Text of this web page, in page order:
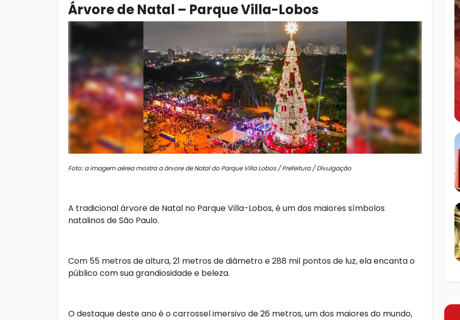
Árvore de Natal – Parque Villa-Lobos
Foto: a imagem aérea mostra a árvore de Natal do Parque Villa Lobos / Prefeitura / Divulgação
A tradicional árvore de Natal no Parque Villa-Lobos, é um dos maiores símbolos
natalinos de São Paulo.
Com 55 metros de altura, 21 metros de diâmetro e 288 mil pontos de luz, ela encanta o
público com sua grandiosidade e beleza.
O destaque deste ano é o carrossel imersivo de 26 metros, um dos maiores do mundo,